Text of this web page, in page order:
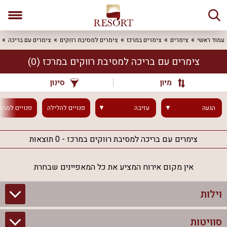
עמוד ראשי צימרים צימרים במרכז צימרים למסיבת רווקים צימרים עם בריכה
צימרים עם בריכה למסיבת רווקים במרכז (0)
מיון סינון
הגעה עזיבה פנוייםלהלילה פנויים
צימרים עם בריכה למסיבת רווקים במרכז - 0 תוצאות
אין מקום אירוח המציע את כל המאפיינים שבחרת
וילות
סוויטות